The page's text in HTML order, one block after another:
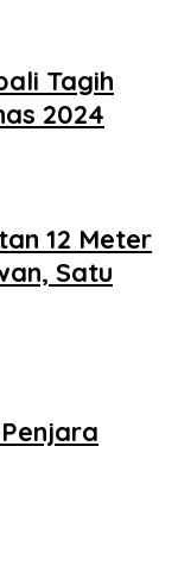
Tagih
2024
12 Meter
Satu